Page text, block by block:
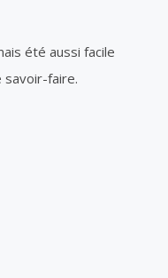
été aussi facile
faire.